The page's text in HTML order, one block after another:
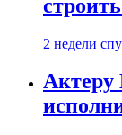
2 недели
Актеру